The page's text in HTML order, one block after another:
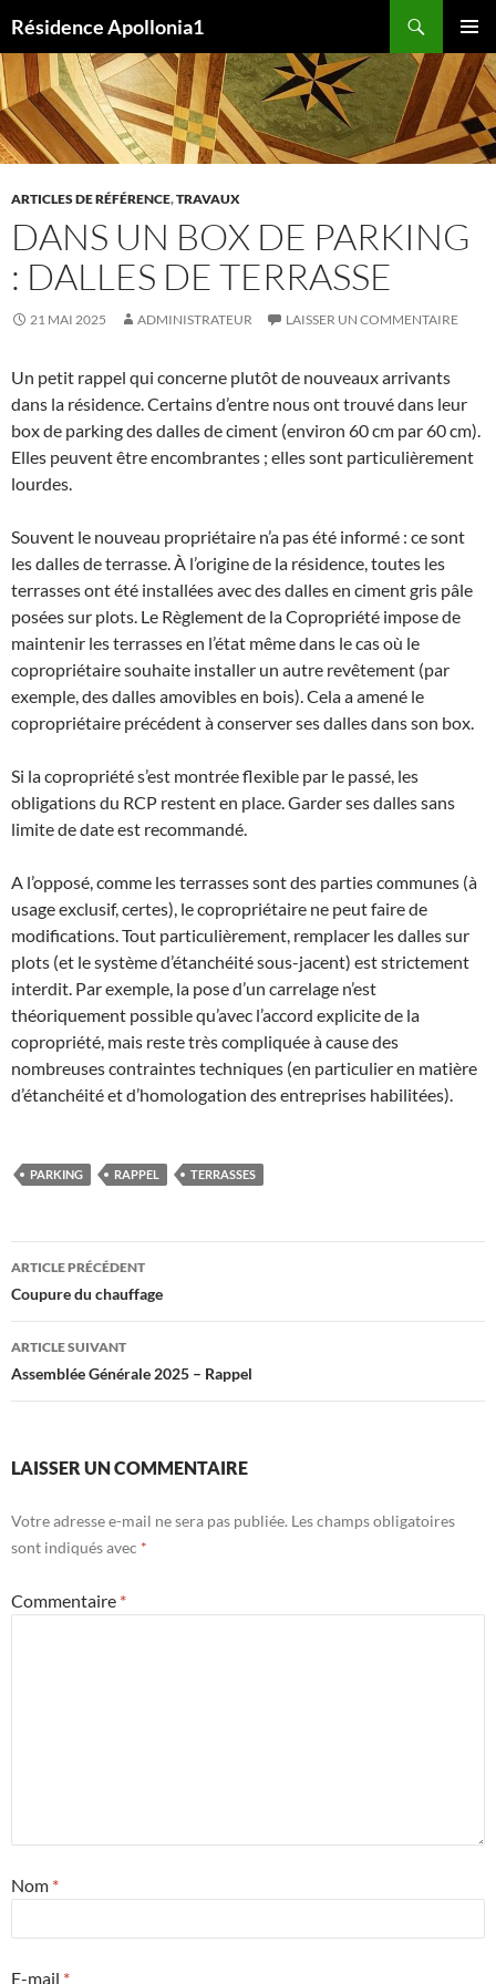
au
contenu
Résidence Apollonia1
MENU
ARTICLES DE RÉFÉRENCE,TRAVAUX
DANS UN BOX DE PARKING
: DALLES DE TERRASSE
21 MAI 2025 ADMINISTRATEUR LAISSER UN COMMENTAIRE
Un petit rappel qui concerne plutôt de nouveaux arrivants
dans la résidence. Certains d’entre nous ont trouvé dans leur
box de parking des dalles de ciment (environ 60 cm par 60 cm).
Elles peuvent être encombrantes ; elles sont particulièrement
lourdes.
Souvent le nouveau propriétaire n’a pas été informé : ce sont
les dalles de terrasse. À l’origine de la résidence, toutes les
terrasses ont été installées avec des dalles en ciment gris pâle
posées sur plots. Le Règlement de la Copropriété impose de
maintenir les terrasses en l’état même dans le cas où le
copropriétaire souhaite installer un autre revêtement (par
exemple, des dalles amovibles en bois). Cela a amené le
copropriétaire précédent à conserver ses dalles dans son box.
Si la copropriété s’est montrée flexible par le passé, les
obligations du RCP restent en place. Garder ses dalles sans
limite de date est recommandé.
A l’opposé, comme les terrasses sont des parties communes (à
usage exclusif, certes), le copropriétaire ne peut faire de
modifications. Tout particulièrement, remplacer les dalles sur
plots (et le système d’étanchéité sous-jacent) est strictement
interdit. Par exemple, la pose d’un carrelage n’est
théoriquement possible qu’avec l’accord explicite de la
copropriété, mais reste très compliquée à cause des
nombreuses contraintes techniques (en particulier en matière
d’étanchéité et d’homologation des entreprises habilitées).
PARKING RAPPEL TERRASSES
Navigation
des
articles
ARTICLE PRÉCÉDENT
Coupure du chauffage
ARTICLE SUIVANT
Assemblée Générale 2025 – Rappel
LAISSER UN COMMENTAIRE
Votre adresse e-mail ne sera pas publiée. Les champs obligatoires
sont indiqués avec *
Commentaire *
Nom *
E-mail *